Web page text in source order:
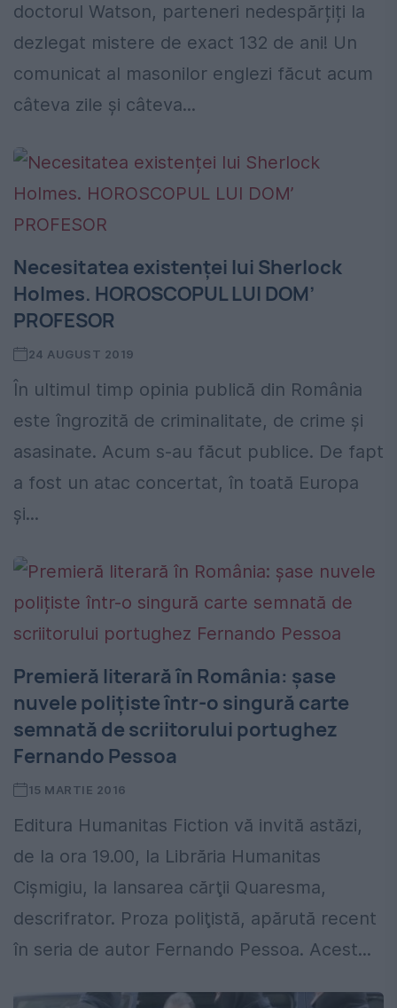
doctorul Watson, parteneri nedespărțiți la
dezlegat mistere de exact 132 de ani! Un
comunicat al masonilor englezi făcut acum
câteva zile și câteva...
Necesitatea existenței lui Sherlock
Holmes. HOROSCOPUL LUI DOM’
PROFESOR
24 AUGUST 2019
În ultimul timp opinia publică din România
este îngrozită de criminalitate, de crime și
asasinate. Acum s-au făcut publice. De fapt
a fost un atac concertat, în toată Europa
și...
Premieră literară în România: șase
nuvele polițiste într-o singură carte
semnată de scriitorului portughez
Fernando Pessoa
15 MARTIE 2016
Editura Humanitas Fiction vă invită astăzi,
de la ora 19.00, la Librăria Humanitas
Cişmigiu, la lansarea cărţii Quaresma,
descrifrator. Proza poliţistă, apărută recent
în seria de autor Fernando Pessoa. Acest...